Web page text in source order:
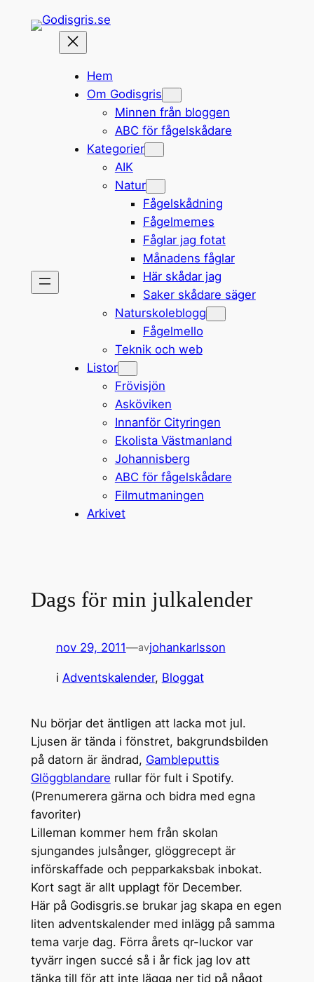
Hem
Om Godisgris
Minnen från bloggen
ABC för fågelskådare
Kategorier
AIK
Natur
Fågelskådning
Fågelmemes
Fåglar jag fotat
Månadens fåglar
Här skådar jag
Saker skådare säger
Naturskoleblogg
Fågelmello
Teknik och web
Listor
Frövisjön
Asköviken
Innanför Cityringen
Ekolista Västmanland
Johannisberg
ABC för fågelskådare
Filmutmaningen
Arkivet
Dags för min julkalender
nov 29, 2011—avjohankarlsson
i Adventskalender, Bloggat
Nu börjar det äntligen att lacka mot jul.
Ljusen är tända i fönstret, bakgrundsbilden
på datorn är ändrad, Gambleputtis
Glöggblandare rullar för fult i Spotify.
(Prenumerera gärna och bidra med egna
favoriter)
Lilleman kommer hem från skolan
sjungandes julsånger, glöggrecept är
införskaffade och pepparkaksbak inbokat.
Kort sagt är allt upplagt för December.
Här på Godisgris.se brukar jag skapa en egen
liten adventskalender med inlägg på samma
tema varje dag. Förra årets qr-luckor var
tyvärr ingen succé så i år fick jag lov att
tänka till för att inte lägga ner tid på något